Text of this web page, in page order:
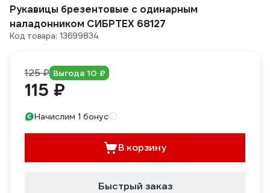
Рукавицы брезентовые с одинарным
наладонником СИБРТЕХ 68127
Код товара: 13699834
125 ₽ Выгода 10 ₽
115 ₽
Начислим 1 бонус
В корзину
Быстрый заказ